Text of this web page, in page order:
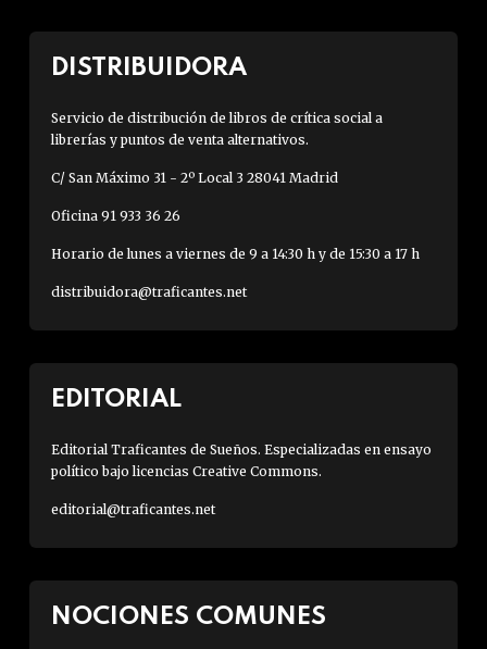
DISTRIBUIDORA
Servicio de distribución de libros de crítica social a
librerías y puntos de venta alternativos.
C/ San Máximo 31 - 2º Local 3 28041 Madrid
Oficina 91 933 36 26
Horario de lunes a viernes de 9 a 14:30 h y de 15:30 a 17 h
distribuidora@traficantes.net
EDITORIAL
Editorial Traficantes de Sueños. Especializadas en ensayo
político bajo licencias Creative Commons.
editorial@traficantes.net
NOCIONES COMUNES